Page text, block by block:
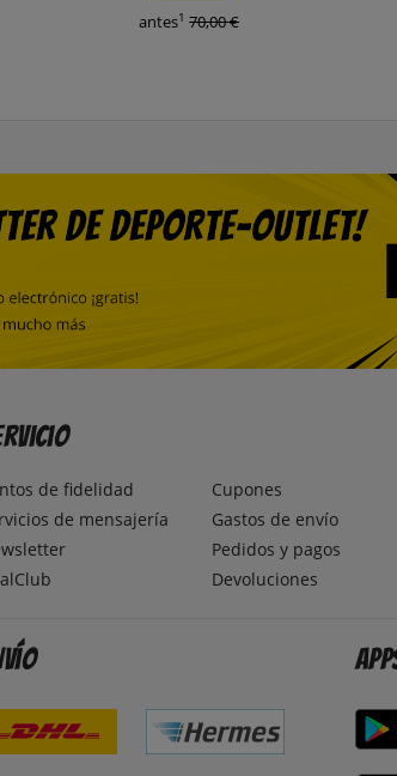
antes1 70,00 €
de fidelidad
de mensajería
Cupones
Gastos de envío
Pedidos y pagos
Devoluciones